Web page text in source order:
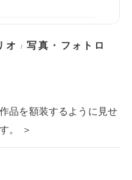
オ /写真・フォトロ
品を額装するように見せ
。 ＞